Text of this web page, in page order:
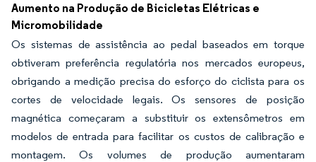
Aumento na Produção de Bicicletas Elétricas e
Micromobilidade
Os sistemas de assistência ao pedal baseados em torque
obtiveram preferência regulatória nos mercados europeus,
obrigando a medição precisa do esforço do ciclista para os
cortes de velocidade legais. Os sensores de posição
magnética começaram a substituir os extensômetros em
modelos de entrada para facilitar os custos de calibração e
montagem. Os volumes de produção aumentaram